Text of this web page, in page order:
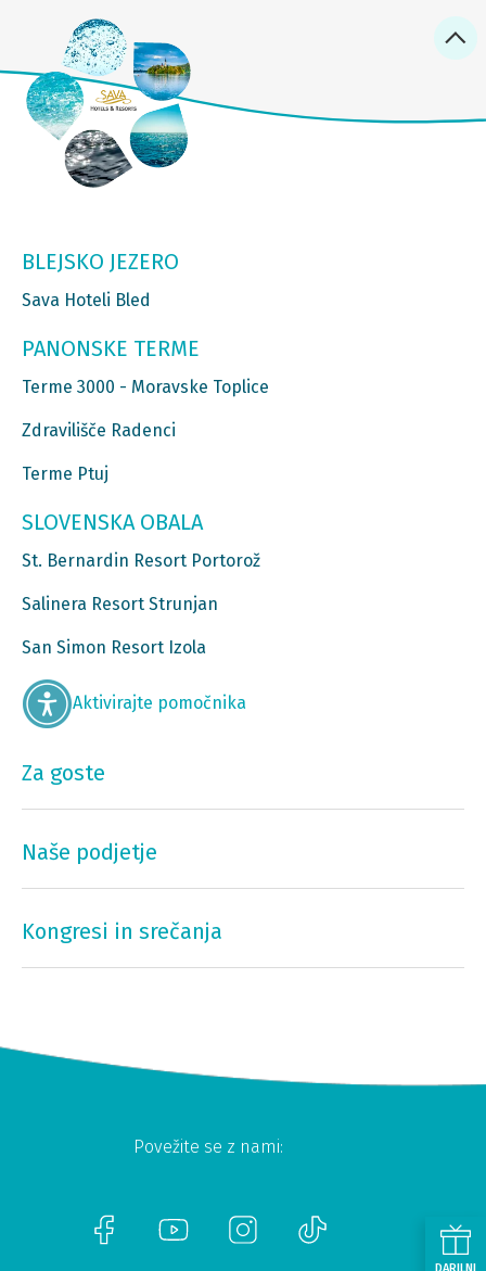
BLEJSKO JEZERO
Sava Hoteli Bled
PANONSKE TERME
Terme 3000 - Moravske Toplice
Zdravilišče Radenci
Terme Ptuj
SLOVENSKA OBALA
St. Bernardin Resort Portorož
Salinera Resort Strunjan
San Simon Resort Izola
Aktivirajte pomočnika
Za goste
Naše podjetje
Kongresi in srečanja
Povežite se z nami: